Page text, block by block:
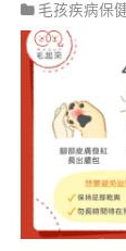
毛孩疾病保